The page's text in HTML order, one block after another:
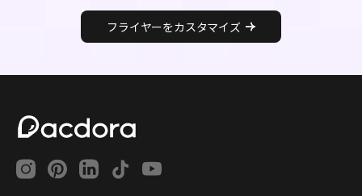
フライヤーをカスタマイズ